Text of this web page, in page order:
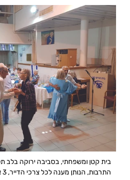
בית קטן ומשפחתי, בסביבה ירוקה בלב
התרבות, הנותן מענה לכל צרכי הדייר, 3 ארוחות ומגוון פעילויות.